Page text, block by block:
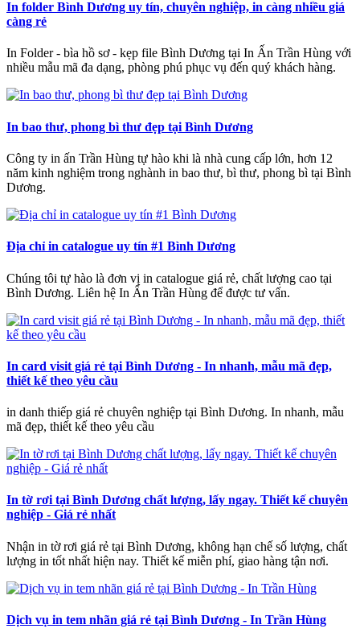
In folder Bình Dương uy tín, chuyên nghiệp, in càng nhiều giá
càng rẻ
In Folder - bìa hồ sơ - kẹp file Bình Dương tại In Ấn Trần Hùng với
nhiều mẫu mã đa dạng, phòng phú phục vụ đến quý khách hàng.
In bao thư, phong bì thư đẹp tại Bình Dương
Công ty in ấn Trần Hùng tự hào khi là nhà cung cấp lớn, hơn 12
năm kinh nghiệm trong nghành in bao thư, bì thư, phong bì tại Bình
Dương.
Địa chỉ in catalogue uy tín #1 Bình Dương
Chúng tôi tự hào là đơn vị in catalogue giá rẻ, chất lượng cao tại
Bình Dương. Liên hệ In Ấn Trần Hùng để được tư vấn.
In card visit giá rẻ tại Bình Dương - In nhanh, mẫu mã đẹp,
thiết kế theo yêu cầu
in danh thiếp giá rẻ chuyên nghiệp tại Bình Dương. In nhanh, mẫu
mã đẹp, thiết kế theo yêu cầu
In tờ rơi tại Bình Dương chất lượng, lấy ngay. Thiết kế chuyên
nghiệp - Giá rẻ nhất
Nhận in tờ rơi giá rẻ tại Bình Dương, không hạn chế số lượng, chất
lượng in tốt nhất hiện nay. Thiết kế miễn phí, giao hàng tận nơi.
Dịch vụ in tem nhãn giá rẻ tại Bình Dương - In Trần Hùng